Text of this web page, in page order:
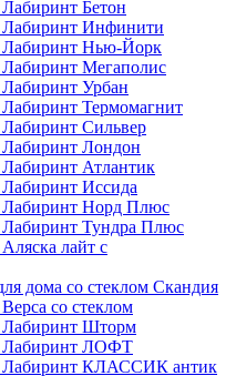
Бетон
Инфинити
Лабиринт Нью-Йорк
Мегаполис
Урбан
Термомагнит
Сильвер
Лондон
Атлантик
Иссида
Лабиринт Норд Плюс
Тундра Плюс
лайт с
дома со стеклом Скандия
со стеклом
Лабиринт Шторм
Лабиринт ЛОФТ
Лабиринт КЛАССИК антик